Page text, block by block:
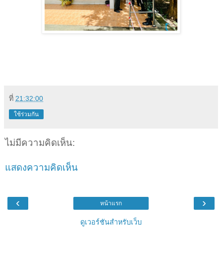
ที่ 21:32:00
ใช้ร่วมกัน
ไม่มีความคิดเห็น:
แสดงความคิดเห็น
‹ ›
หน้าแรก
ดูเวอร์ชันสำหรับเว็บ